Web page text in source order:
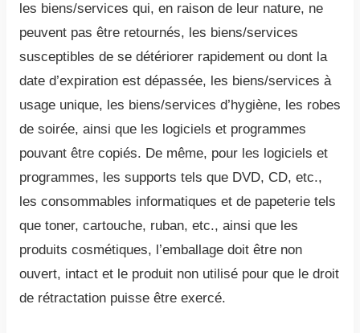
les biens/services qui, en raison de leur nature, ne
peuvent pas être retournés, les biens/services
susceptibles de se détériorer rapidement ou dont la
date d’expiration est dépassée, les biens/services à
usage unique, les biens/services d’hygiène, les robes
de soirée, ainsi que les logiciels et programmes
pouvant être copiés. De même, pour les logiciels et
programmes, les supports tels que DVD, CD, etc.,
les consommables informatiques et de papeterie tels
que toner, cartouche, ruban, etc., ainsi que les
produits cosmétiques, l’emballage doit être non
ouvert, intact et le produit non utilisé pour que le droit
de rétractation puisse être exercé.